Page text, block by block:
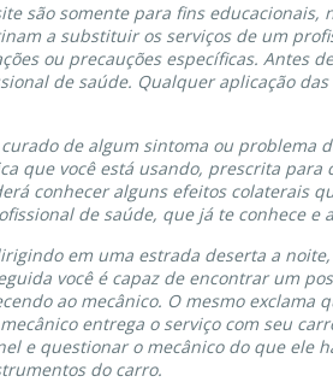
são somente para fins
a substituir os serviços de um
ou precauções específicas. Antes
de saúde. Qualquer aplicação
de algum sintoma ou
que você está usando, prescrita
conhecer alguns efeitos colaterais
de saúde, que já te conhece e
em uma estrada deserta a
você é capaz de encontrar um
ao mecânico. O mesmo
entrega o serviço com seu
e questionar o mecânico do que ele
do carro.